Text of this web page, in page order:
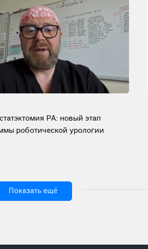
РА: новый этап
роботической урологии
Показать ещё